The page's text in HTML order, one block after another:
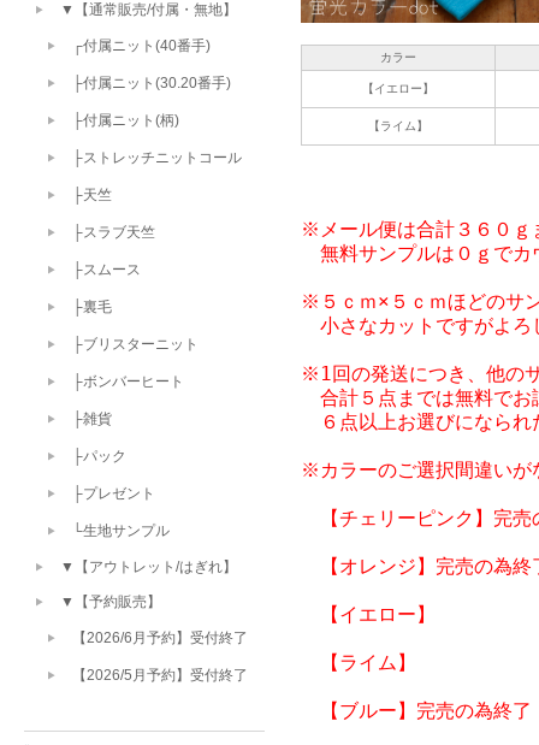
カラー
【イエロー】
【ライム】
※メール便は合計３６０ｇ
無料サンプルは０ｇでカ
※５ｃｍ×５ｃｍほどのサ
小さなカットですがよろ
※1回の発送につき、他の
合計５点までは無料でお
６点以上お選びになられ
※カラーのご選択間違いが
【チェリーピンク】完売
【オレンジ】完売の為終
【イエロー】
【ライム】
▼【通常販売/付属・無地】
┌付属ニット(40番手)
├付属ニット(30.20番手)
├付属ニット(柄)
├ストレッチニットコール
├天竺
├スラブ天竺
├スムース
├裏毛
├ブリスターニット
├ボンバーヒート
├雑貨
├パック
├プレゼント
└生地サンプル
▼【アウトレット/はぎれ】
▼【予約販売】
【2026/6月予約】受付終了
【2026/5月予約】受付終了